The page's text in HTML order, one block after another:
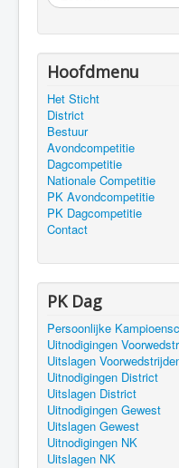
Hoofdmenu
Het Sticht
District
Bestuur
Avondcompetitie
Dagcompetitie
Nationale Competitie
PK Avondcompetitie
PK Dagcompetitie
Contact
PK Dag
Persoonlijke
Uitnodigingen
Uitslagen
Uitnodigingen District
Uitslagen District
Uitnodigingen Gewest
Uitslagen Gewest
Uitnodigingen NK
Uitslagen NK